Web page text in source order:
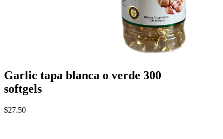
Garlic tapa blanca o verde 300
softgels
$27.50